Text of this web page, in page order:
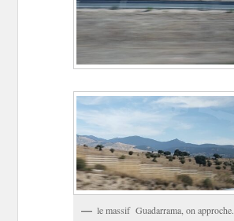
le massif Guadarrama, on approche.